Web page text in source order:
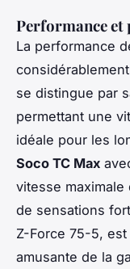
Performance et
La performance
se distingue par
permettant une
idéale pour les
Soco TC Max
vitesse maximale
de sensations
Z-Force 75-5,
amusante de la